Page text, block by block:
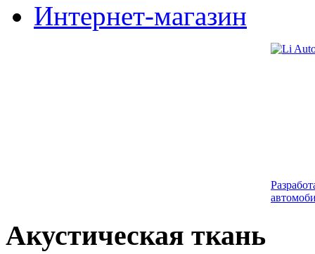
Интернет-магазин
Акустическая ткань